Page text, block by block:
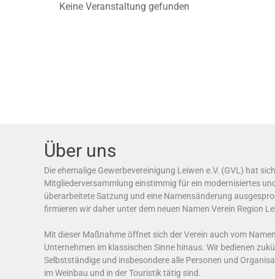
Keine Veranstaltung gefunden
Über uns
Die ehemalige Gewerbevereinigung Leiwen e.V. (GVL) hat
Mitgliederversammlung einstimmig für ein modernisiertes
überarbeitete Satzung und eine Namensänderung
firmieren wir daher unter dem neuen Namen Verein Region
Mit dieser Maßnahme öffnet sich der Verein auch vom
Unternehmen im klassischen Sinne hinaus. Wir bedienen
Selbstständige und insbesondere alle Personen und
im Weinbau und in der Touristik tätig sind.